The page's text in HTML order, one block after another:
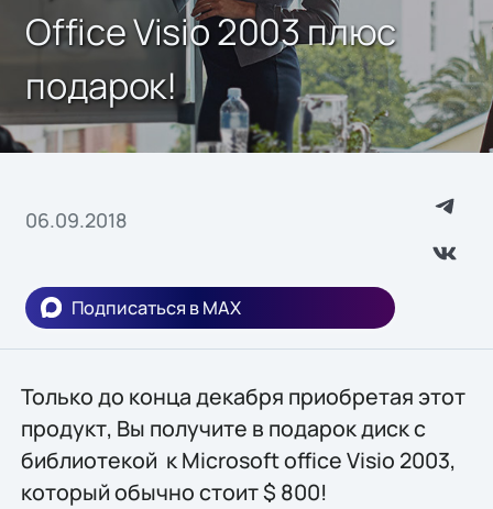
Office Visio 2003 плюс
подарок!
06.09.2018
Подписаться в MAX
Только до конца декабря приобретая этот
продукт, Вы получите в подарок диск с
библиотекой к Microsoft office Visio 2003,
который обычно стоит $ 800!